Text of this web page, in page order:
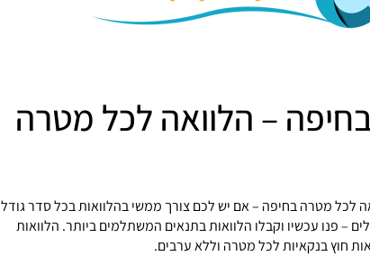
– הלוואה לכל מטרה
לכל מטרה בחיפה – אם יש לכם צורך ממשי בהלוואות בכל סדר גודל
– פנו עכשיו וקבלו הלוואות בתנאים המשתלמים ביותר. הלוואות
חוץ בנקאיות לכל מטרה וללא ערבים.